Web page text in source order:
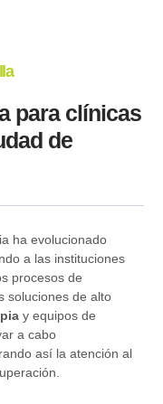
para clínicas
de
ha evolucionado
a las instituciones
procesos de
soluciones de alto
y equipos de
a cabo
así la atención al